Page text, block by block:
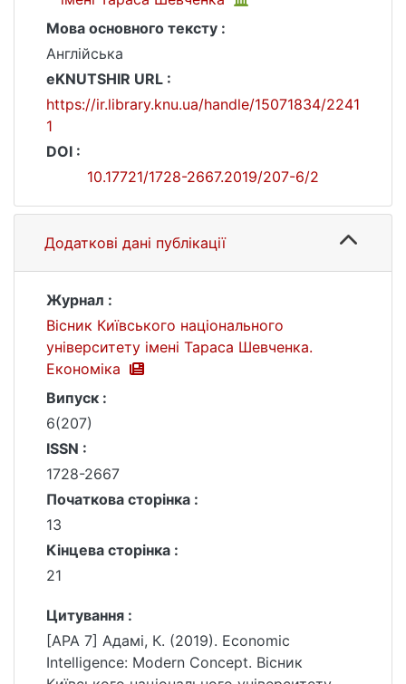
Мова основного тексту :
Англійська
eKNUTSHIR URL :
https://ir.library.knu.ua/handle/15071834/2241
1
DOI :
10.17721/1728-2667.2019/207-6/2
Додаткові дані публікації
Журнал :
Вісник Київського національного
університету імені Тараса Шевченка.
Економіка
Випуск :
6(207)
ISSN :
1728-2667
Початкова сторінка :
13
Кінцева сторінка :
21
Цитування :
[APA 7] Адамі, К. (2019). Economic
Intelligence: Modern Concept. Вісник